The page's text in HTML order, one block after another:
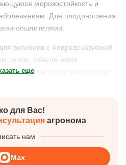
морозостойкость и
Для плодоношения
опылителями.
регионов с непредсказуемой
летом, обеспечивая
когда другие сорта уже отошли.
еще
для Вас!
агронома
нам
Max